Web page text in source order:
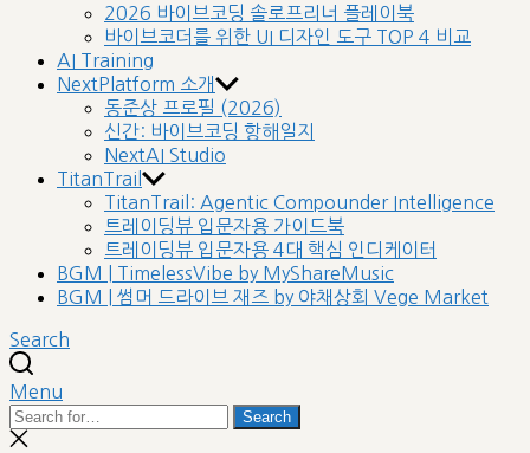
2026 바이브코딩 솔로프리너 플레이북
바이브코더를 위한 UI 디자인 도구 TOP 4 비교
AI Training
NextPlatform 소개
동준상 프로필 (2026)
신간: 바이브코딩 항해일지
NextAI Studio
TitanTrail
TitanTrail: Agentic Compounder Intelligence
트레이딩뷰 입문자용 가이드북
트레이딩뷰 입문자용 4대 핵심 인디케이터
BGM | TimelessVibe by MyShareMusic
BGM | 썸머 드라이브 재즈 by 야채상회 Vege Market
Search
Menu
Search
for:
Search
Close